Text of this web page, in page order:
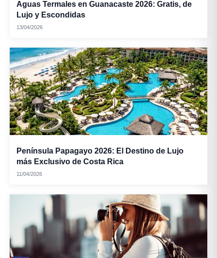
Aguas Termales en Guanacaste 2026: Gratis, de
Lujo y Escondidas
13/04/2026
Península Papagayo 2026: El Destino de Lujo
más Exclusivo de Costa Rica
11/04/2026